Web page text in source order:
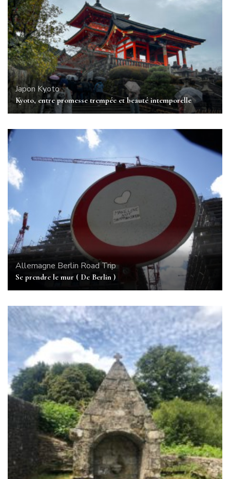
Japon Kyoto
Kyoto, entre promesse trempée et beauté intemporelle
Allemagne Berlin Road Trip
Se prendre le mur ( De Berlin )